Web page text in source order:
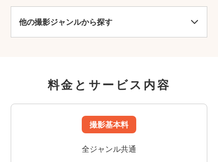
他の撮影ジャンルから探す
料金とサービス内容
撮影基本料
全ジャンル共通